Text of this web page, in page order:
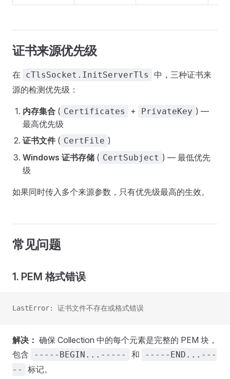
证书来源优先级
在 cTlsSocket.InitServerTls
中，三种证书来
源的检测优先级：
内存集合 ( Certificates + PrivateKey ) —
最高优先级
证书文件( CertFile )
Windows 证书存储 ( CertSubject ) — 最低优先
级
如果同时传入多个来源参数，只有优先级最高的生效。
常见问题
1. PEM 格式错误
LastError: 证书文件不存在或格式错误
解决： 确保 Collection 中的每个元素是完整的 PEM 块，
包含
-----BEGIN...----- 和
-----END...---
--
标记。